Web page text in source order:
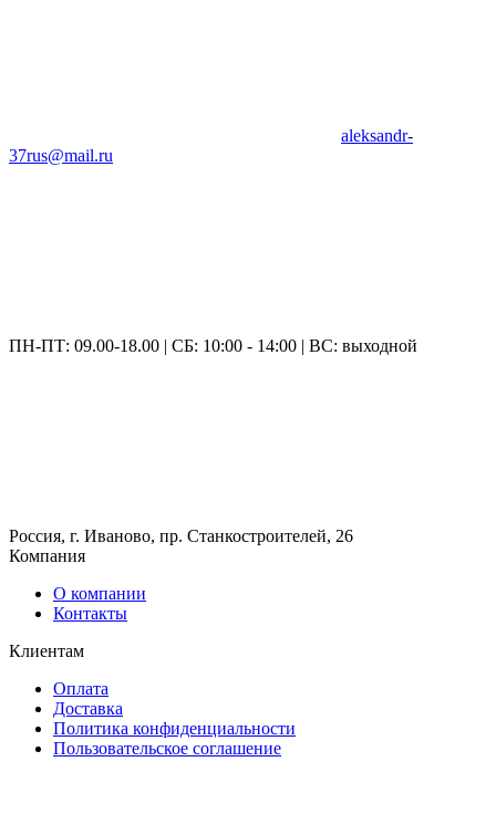
aleksandr-
37rus@mail.ru
ПН-ПТ: 09.00-18.00 | СБ: 10:00 - 14:00 | ВС: выходной
Россия, г. Иваново, пр. Станкостроителей, 26
Компания
О компании
Контакты
Клиентам
Оплата
Доставка
Политика конфиденциальности
Пользовательское соглашение